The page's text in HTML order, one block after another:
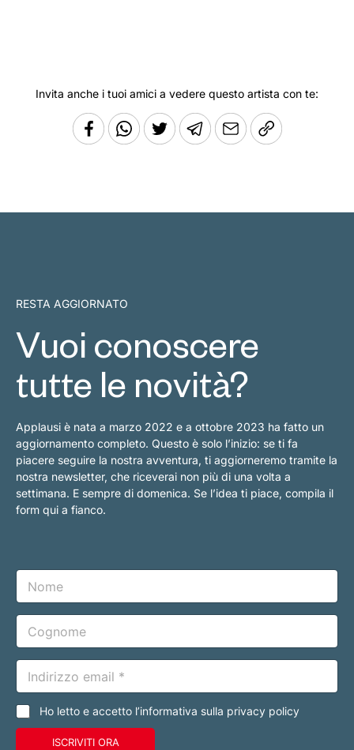
Invita anche i tuoi amici a vedere questo artista con te:
RESTA AGGIORNATO
Vuoi conoscere
tutte le novità?
Applausi è nata a marzo 2022 e a ottobre 2023 ha fatto un
aggiornamento completo. Questo è solo l’inizio: se ti fa
piacere seguire la nostra avventura, ti aggiorneremo tramite la
nostra newsletter, che riceverai non più di una volta a
settimana. E sempre di domenica. Se l’idea ti piace, compila il
form qui a fianco.
N
m
e
C
g
n
m
E
a
i
l
*
C
Ho letto e accetto l’informativa sulla privacy policy
ISCRIVITI ORA